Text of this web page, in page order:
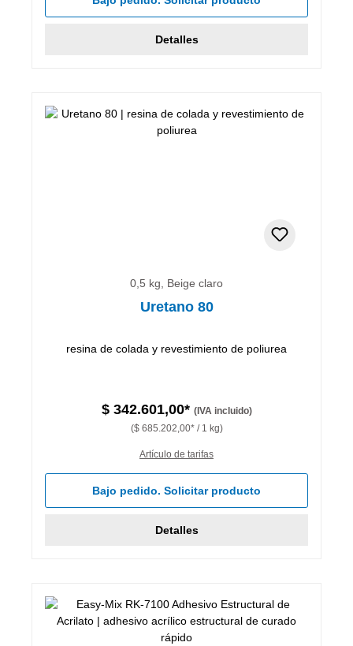
Detalles
0,5 kg, Beige claro
Uretano 80
resina de colada y revestimiento de poliurea
$ 342.601,00* (IVA incluido)
($ 685.202,00* / 1 kg)
Artículo de tarifas
Bajo pedido. Solicitar producto
Detalles